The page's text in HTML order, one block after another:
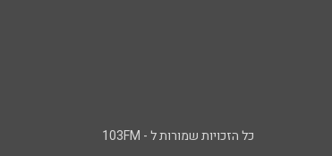
כל הזכויות שמורות ל - 103FM